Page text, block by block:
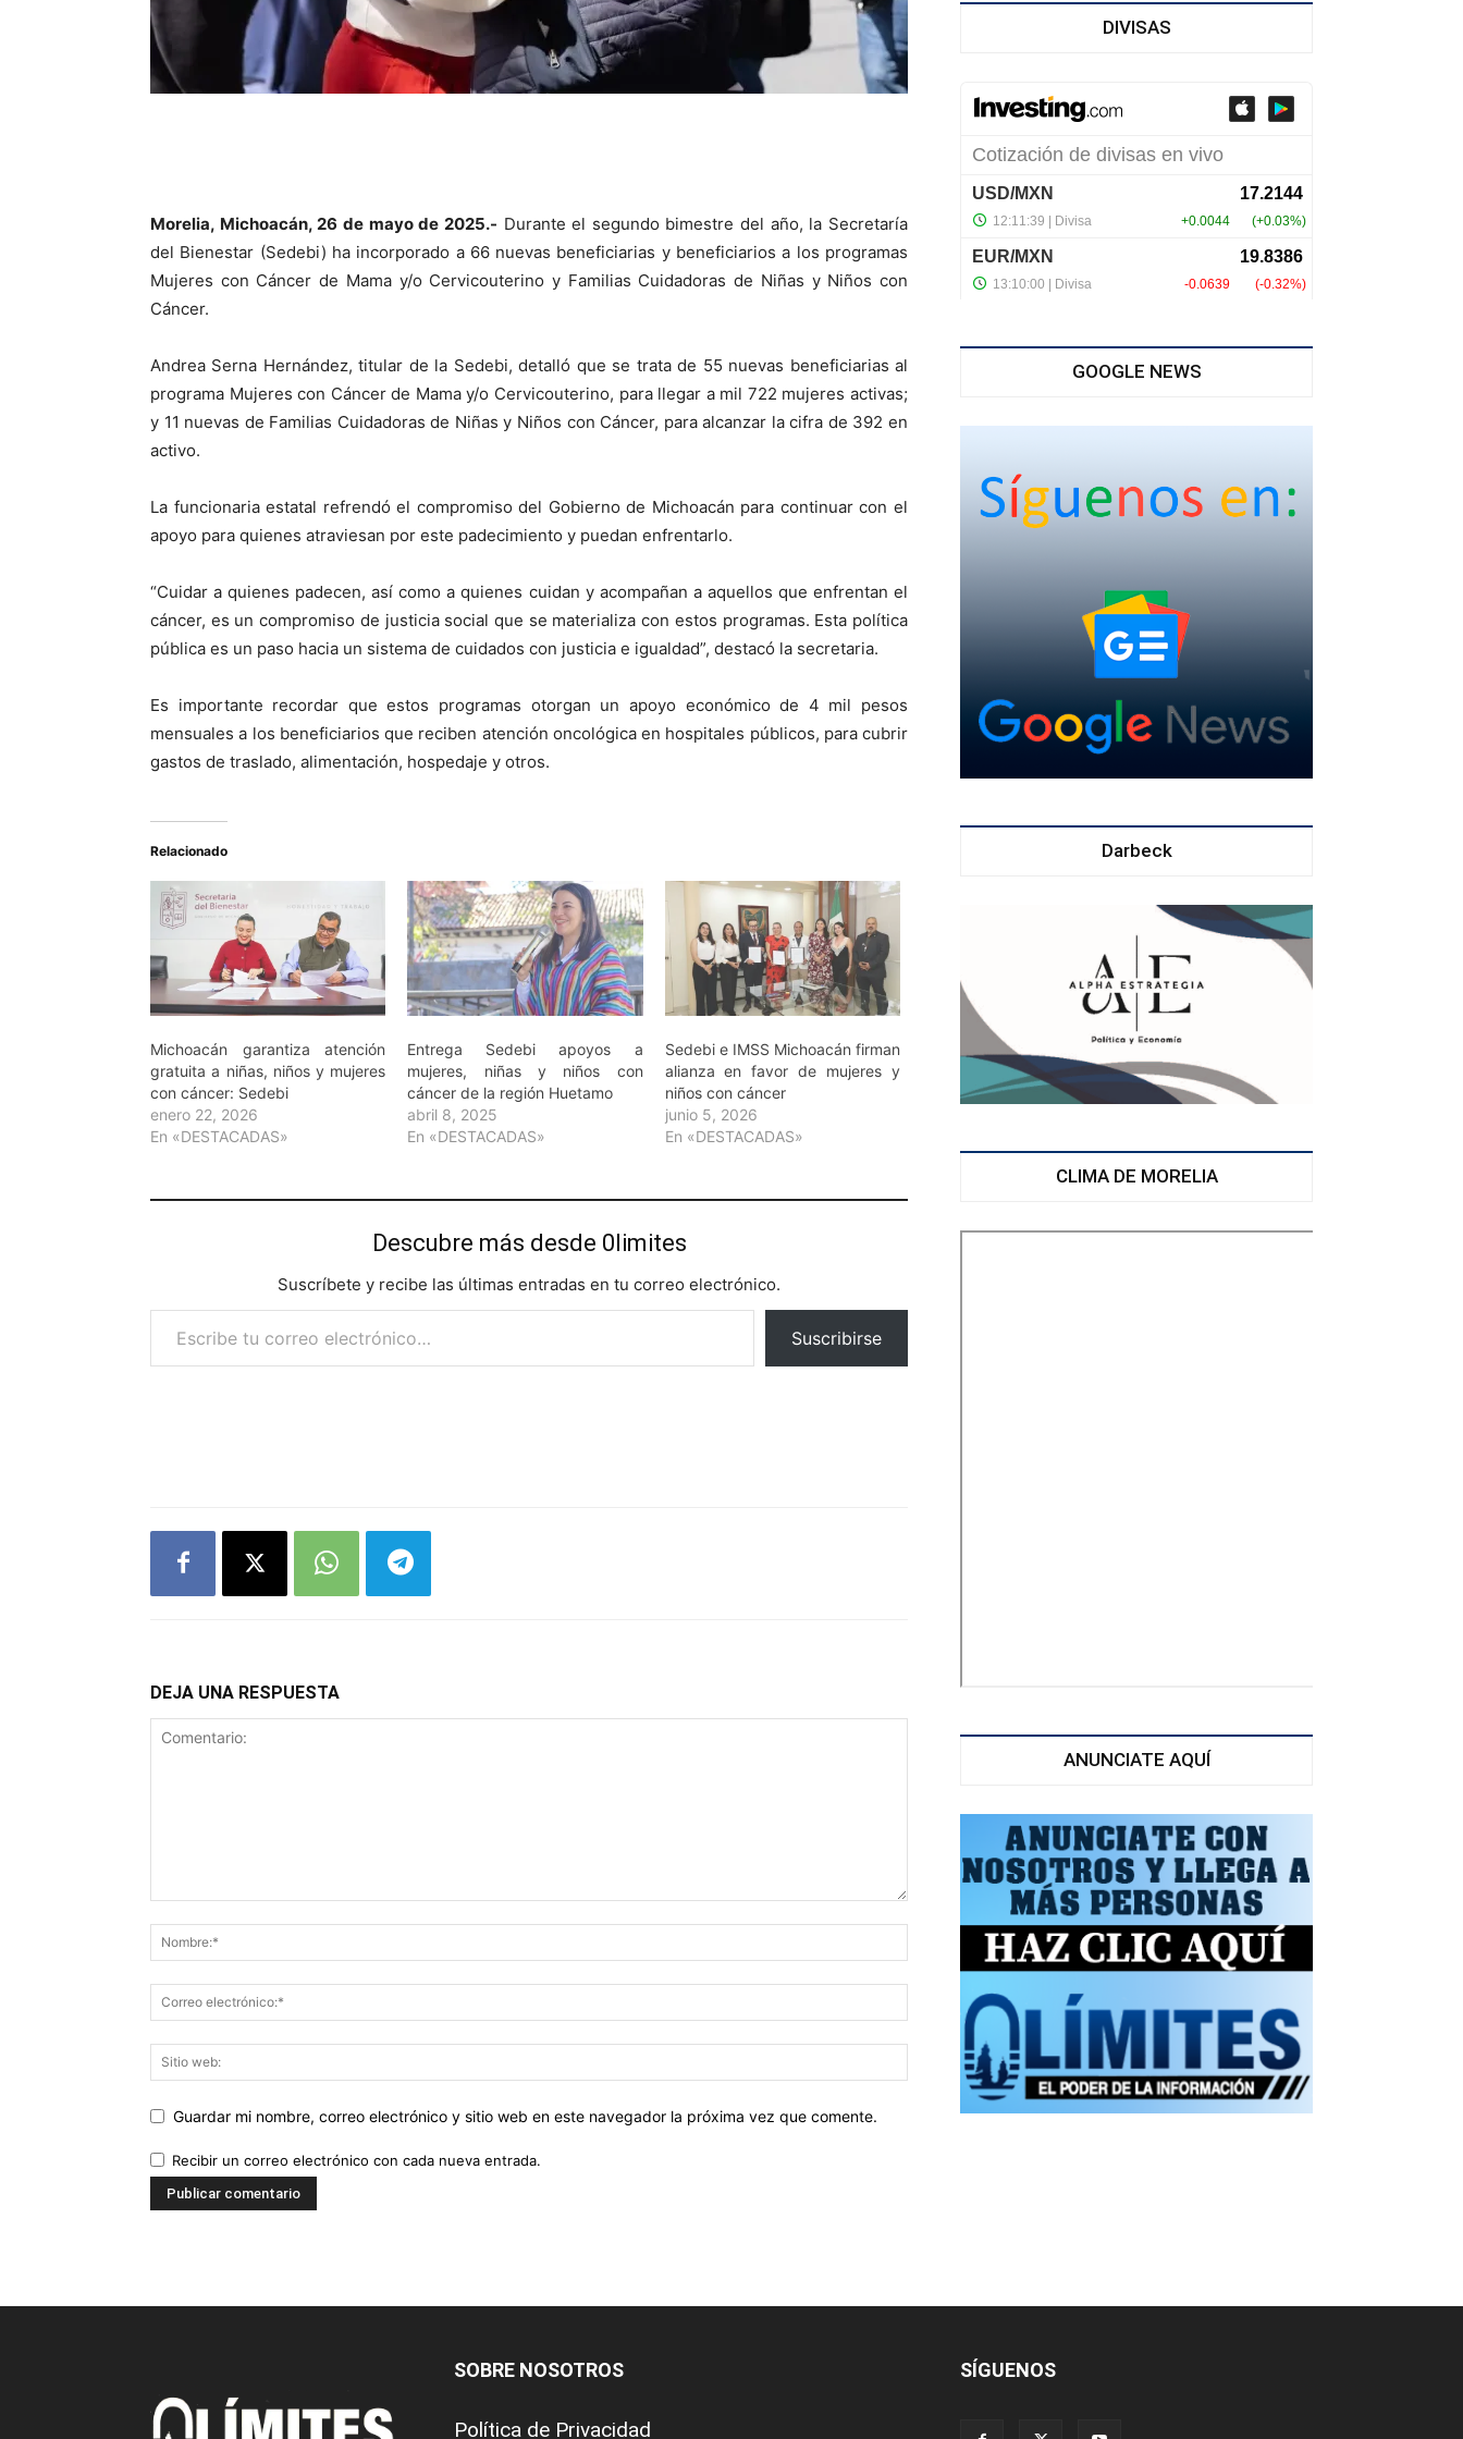
Morelia, Michoacán, 26 de mayo de 2025.- Durante el segundo bimestre del año, la Secretaría
del Bienestar (Sedebi) ha incorporado a 66 nuevas beneficiarias y beneficiarios a los programas
Mujeres con Cáncer de Mama y/o Cervicouterino y Familias Cuidadoras de Niñas y Niños con
Cáncer.
Andrea Serna Hernández, titular de la Sedebi, detalló que se trata de 55 nuevas beneficiarias al
programa Mujeres con Cáncer de Mama y/o Cervicouterino, para llegar a mil 722 mujeres activas;
y 11 nuevas de Familias Cuidadoras de Niñas y Niños con Cáncer, para alcanzar la cifra de 392 en
activo.
La funcionaria estatal refrendó el compromiso del Gobierno de Michoacán para continuar con el
apoyo para quienes atraviesan por este padecimiento y puedan enfrentarlo.
“Cuidar a quienes padecen, así como a quienes cuidan y acompañan a aquellos que enfrentan el
cáncer, es un compromiso de justicia social que se materializa con estos programas. Esta política
pública es un paso hacia un sistema de cuidados con justicia e igualdad”, destacó la secretaria.
Es importante recordar que estos programas otorgan un apoyo económico de 4 mil pesos
mensuales a los beneficiarios que reciben atención oncológica en hospitales públicos, para cubrir
gastos de traslado, alimentación, hospedaje y otros.
Relacionado
Michoacán garantiza atención
gratuita a niñas, niños y mujeres
con cáncer: Sedebi
enero 22, 2026
En «DESTACADAS»
Entrega Sedebi apoyos a
mujeres, niñas y niños con
cáncer de la región Huetamo
abril 8, 2025
En «DESTACADAS»
Sedebi e IMSS Michoacán firman
alianza en favor de mujeres y
niños con cáncer
junio 5, 2026
En «DESTACADAS»
Descubre más desde 0limites
Suscríbete y recibe las últimas entradas en tu correo electrónico.
Escribe tu correo electrónico…
Suscribirse
DEJA UNA RESPUESTA
Guardar mi nombre, correo electrónico y sitio web en este navegador la próxima vez que comente.
Recibir un correo electrónico con cada nueva entrada.
DIVISAS
GOOGLE NEWS
Darbeck
CLIMA DE MORELIA
ANUNCIATE AQUÍ
SOBRE NOSOTROS
Política de Privacidad
SÍGUENOS